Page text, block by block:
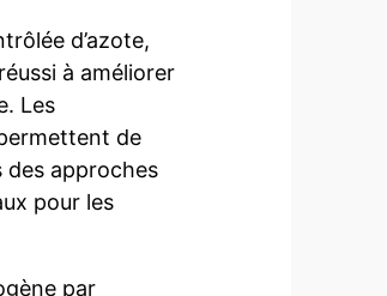
d’azote,
à améliorer
Les
de
des approches
pour les
par